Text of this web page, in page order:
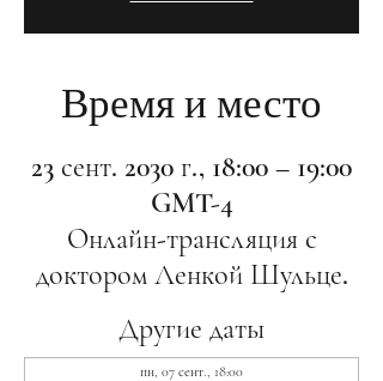
Время и место
23 сент. 2030 г., 18:00 – 19:00
GMT-4
Онлайн-трансляция с
доктором Ленкой Шульце.
Другие даты
пн, 07 сент., 18:00